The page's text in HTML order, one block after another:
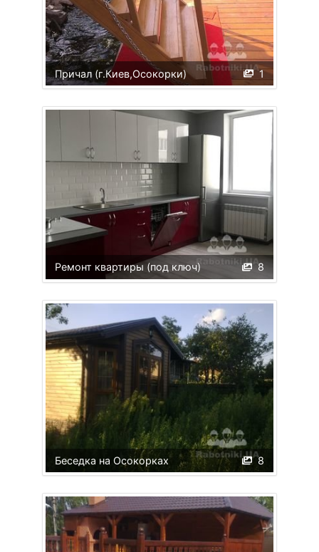
1
Причал (г.Киев,Осокорки)
8
Ремонт квартиры (под ключ)
8
Беседка на Осокорках